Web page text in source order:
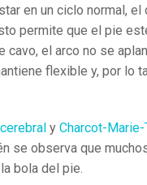
en un ciclo normal, el
permite que el pie
el arco no se
flexible y, por lo
y Charcot-Marie-
se observa que
bola del pie.